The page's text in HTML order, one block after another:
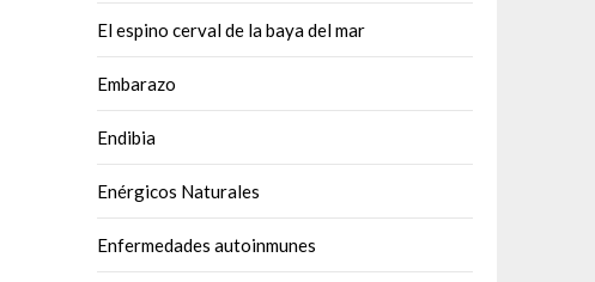
El espino cerval de la baya del mar
Embarazo
Endibia
Enérgicos Naturales
Enfermedades autoinmunes